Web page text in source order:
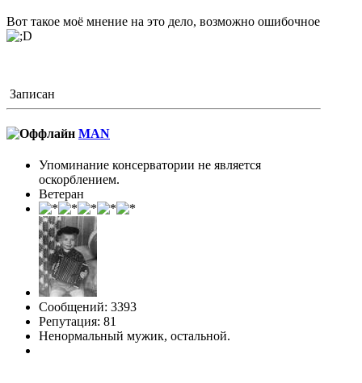
Вот такое моё мнение на это дело, возможно ошибочное
Записан
MAN
Упоминание консерватории не является
оскорблением.
Ветеран
Сообщений: 3393
Репутация: 81
Ненормальный мужик, остальной.